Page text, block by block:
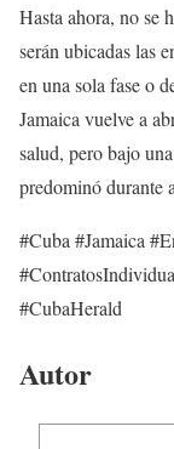
Hasta ahora, no se
serán ubicadas las
en una sola fase o
Jamaica vuelve a
salud, pero bajo
predominó durante
#Cuba #Jamaica
#CubaHerald
Autor